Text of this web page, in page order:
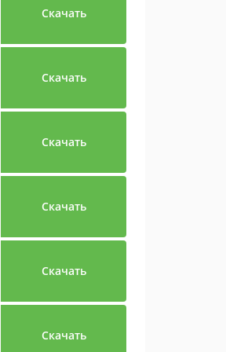
Скачать
Скачать
Скачать
Скачать
Скачать
Скачать